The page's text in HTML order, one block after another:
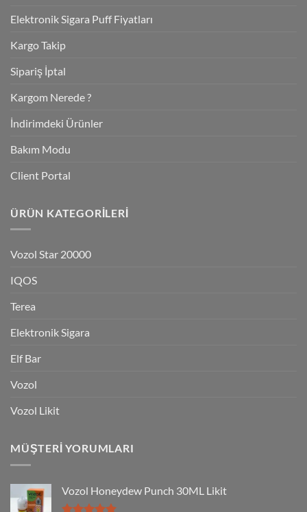
Elektronik Sigara Puff Fiyatları
Kargo Takip
Sipariş İptal
Kargom Nerede ?
İndirimdeki Ürünler
Bakım Modu
Client Portal
ÜRÜN KATEGORILERI
Vozol Star 20000
IQOS
Terea
Elektronik Sigara
Elf Bar
Vozol
Vozol Likit
MÜŞTERI YORUMLARI
Vozol Honeydew Punch 30ML Likit